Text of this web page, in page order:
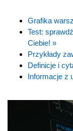
Grafika
Test:
Ciebie! »
Przykłady
Definicje i
Informacje z